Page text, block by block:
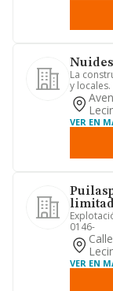
La
y
VER EN
0146-
VER EN